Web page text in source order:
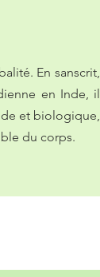
En sanscrit,
en Inde, il
et biologique,
du corps.